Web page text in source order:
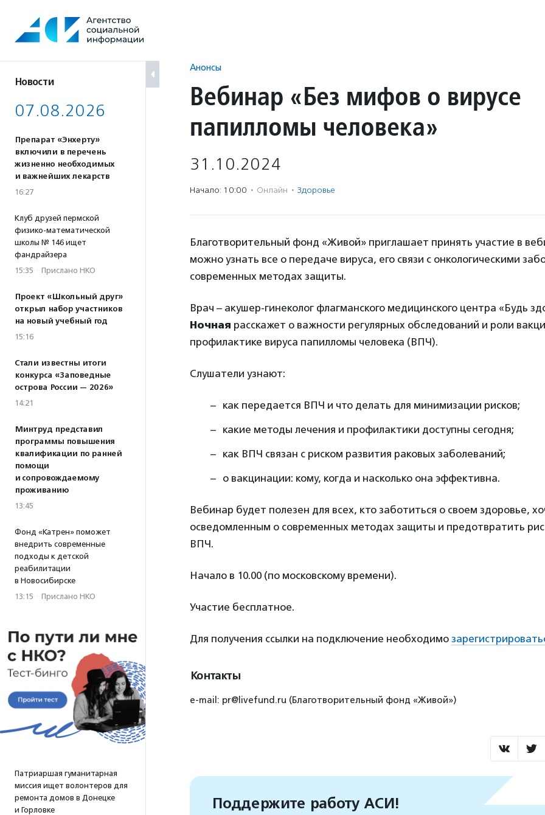
содержанию
Новости
07.08.2026
Препарат «Энхерту»
включили в перечень
жизненно необходимых
и важнейших лекарств
16:27
Клуб друзей пермской
физико-математической
школы № 146 ищет
фандрайзера
15:35 · Прислано НКО
Проект «Школьный друг»
открыл набор участников
на новый учебный год
15:16
Стали известны итоги
конкурса «Заповедные
острова России — 2026»
14:21
Минтруд представил
программы повышения
квалификации по ранней
помощи
и сопровождаемому
проживанию
13:45
Фонд «Катрен» поможет
внедрить современные
подходы к детской
реабилитации
в Новосибирске
13:15 · Прислано НКО
Патриаршая гуманитарная
миссия ищет волонтеров для
ремонта домов в Донецке
и Горловке
Анонсы
Вебинар «Без мифов о вирусе
папилломы человека»
31.10.2024
Начало: 10:00 · Онлайн · Здоровье
Благотворительный фонд «Живой» приглашает принять участие в
можно узнать все о передаче вируса, его связи с онкологическими
современных методах защиты.
Врач – акушер-гинеколог флагманского медицинского центра «Будь
Ночная расскажет о важности регулярных обследований и роли
профилактике вируса папилломы человека (ВПЧ).
Слушатели узнают:
как передается ВПЧ и что делать для минимизации рисков;
какие методы лечения и профилактики доступны сегодня;
как ВПЧ связан с риском развития раковых заболеваний;
о вакцинации: кому, когда и насколько она эффективна.
Вебинар будет полезен для всех, кто заботиться о своем здоровье,
осведомленным о современных методах защиты и предотвратить
ВПЧ.
Начало в 10.00 (по московскому времени).
Участие бесплатное.
Для получения ссылки на подключение необходимо
Контакты
e-mail: pr@livefund.ru (Благотворительный фонд «Живой»)
Поддержите работу АСИ!